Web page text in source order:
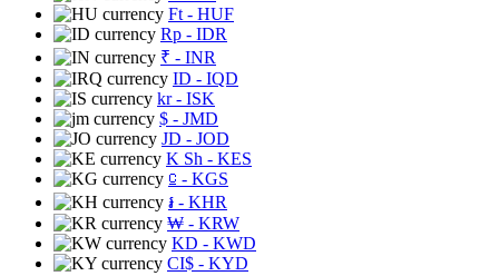
Ft - HUF
Rp - IDR
₹ - INR
ID - IQD
kr- ISK
$ - JMD
JD - JOD
K Sh - KES
⃀ - KGS
៛ - KHR
₩ - KRW
KD - KWD
CI$ - KYD